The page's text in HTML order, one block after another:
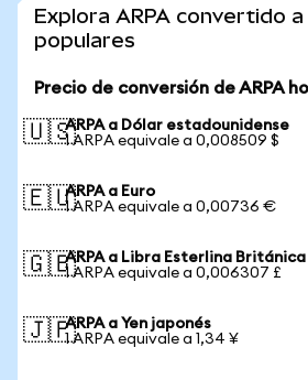
Explora ARPA convertido
populares
Precio de conversión de ARPA
🇺🇸ARPA a Dólar estadounidense
1 ARPA equivale a 0,008509 $
🇪🇺ARPA a Euro
1 ARPA equivale a 0,00736 €
🇬🇧ARPA a Libra Esterlina Británica
1 ARPA equivale a 0,006307 £
🇯🇵ARPA a Yen japonés
1 ARPA equivale a 1,34 ¥